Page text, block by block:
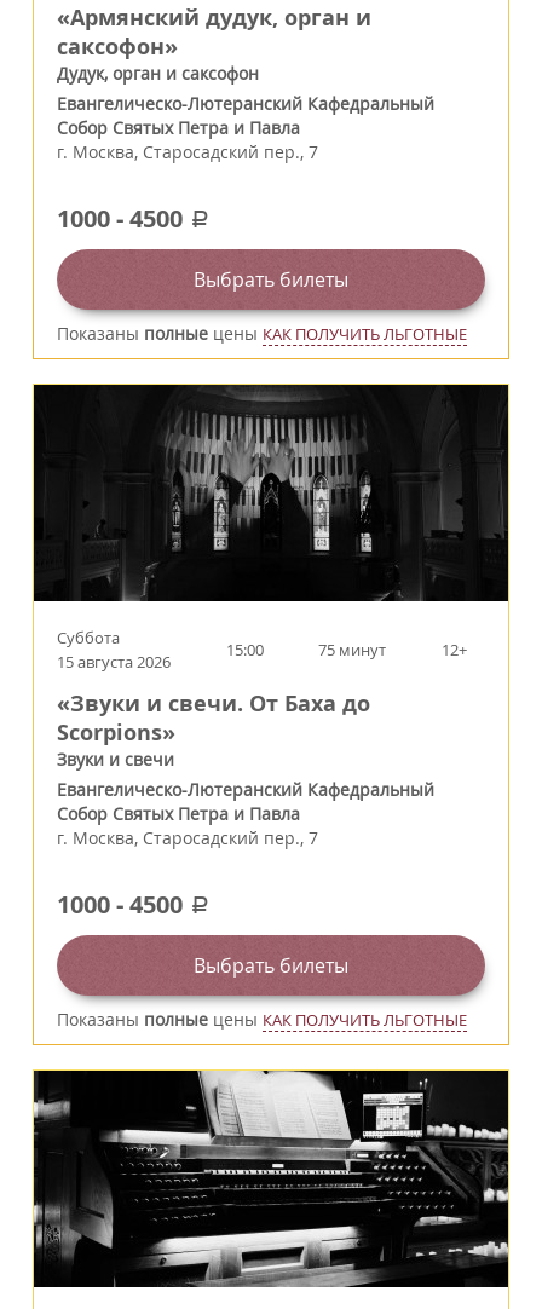
«Армянский дудук, орган и
саксофон»
Дудук, орган и саксофон
Евангелическо-Лютеранский Кафедральный
Собор Святых Петра и Павла
г. Москва, Старосадский пер., 7
1000-4500 a
Выбрать билеты
Показаны полные цены КАК ПОЛУЧИТЬ ЛЬГОТНЫЕ
Суббота
15 августа 2026
15:00 75 минут 12+
«Звуки и свечи. От Баха до
Scorpions»
Звуки и свечи
Евангелическо-Лютеранский Кафедральный
Собор Святых Петра и Павла
г. Москва, Старосадский пер., 7
1000-4500 a
Выбрать билеты
Показаны полные цены КАК ПОЛУЧИТЬ ЛЬГОТНЫЕ